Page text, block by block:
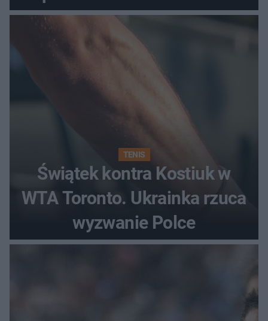
regenerująca
TENIS
Świątek kontra Kostiuk w
WTA Toronto. Ukrainka rzuca
wyzwanie Polce